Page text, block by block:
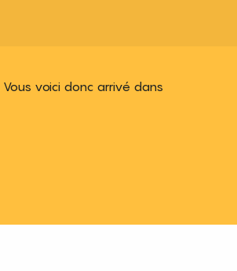
Vous voici donc arrivé dans